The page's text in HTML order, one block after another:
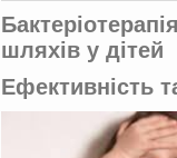
шляхів у дітей
Ефективність